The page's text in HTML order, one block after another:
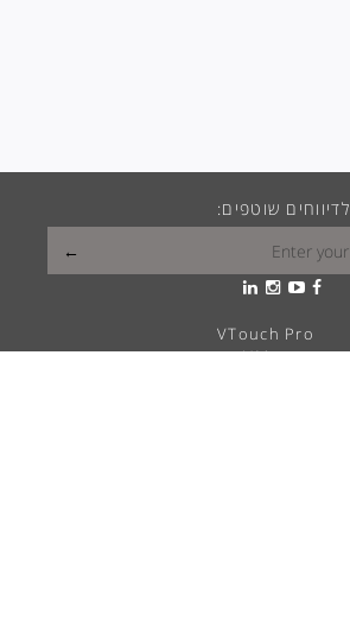
לדיווחים שוטפים:
VTouch Pro
VMax